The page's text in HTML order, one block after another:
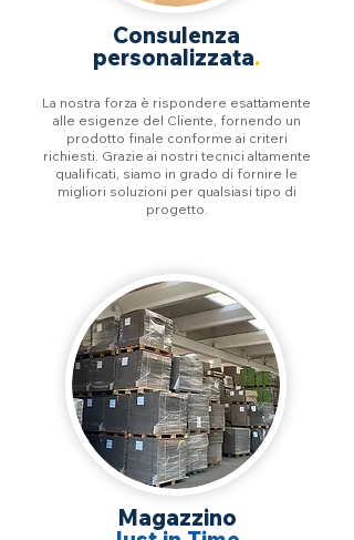
Consulenza
personalizzata.
La nostra forza è rispondere esattamente
alle esigenze del Cliente, fornendo un
prodotto finale conforme ai criteri
richiesti. Grazie ai nostri tecnici altamente
qualificati, siamo in grado di fornire le
migliori soluzioni per qualsiasi tipo di
progetto.
Magazzino